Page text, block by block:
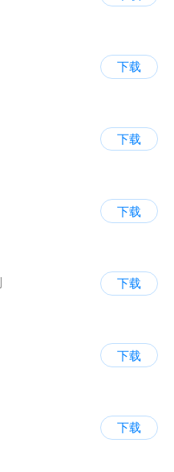
下载
下载
下载
下载
下载
下载